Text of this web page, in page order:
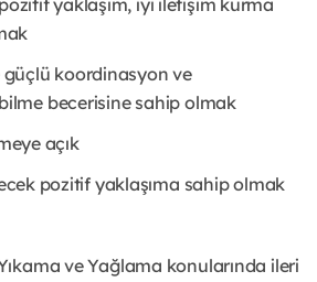
yaklaşım, iyi iletişim kurma
koordinasyon ve
becerisine sahip olmak
açık
pozitif yaklaşıma sahip olmak
ve Yağlama konularında ileri